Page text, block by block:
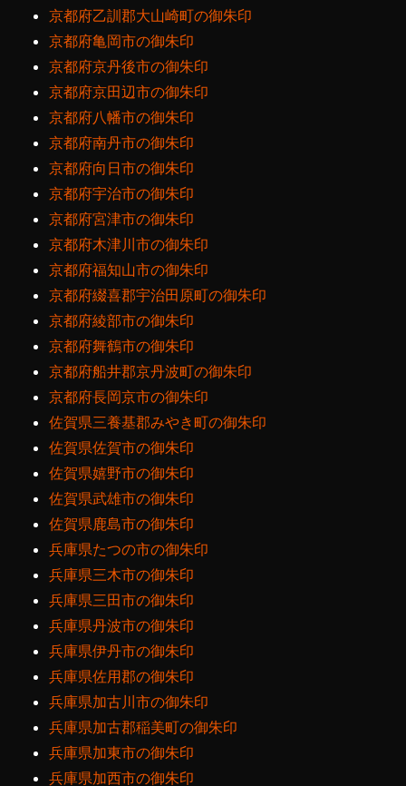
京都府乙訓郡大山崎町の御朱印
京都府亀岡市の御朱印
京都府京丹後市の御朱印
京都府京田辺市の御朱印
京都府八幡市の御朱印
京都府南丹市の御朱印
京都府向日市の御朱印
京都府宇治市の御朱印
京都府宮津市の御朱印
京都府木津川市の御朱印
京都府福知山市の御朱印
京都府綴喜郡宇治田原町の御朱印
京都府綾部市の御朱印
京都府舞鶴市の御朱印
京都府船井郡京丹波町の御朱印
京都府長岡京市の御朱印
佐賀県三養基郡みやき町の御朱印
佐賀県佐賀市の御朱印
佐賀県嬉野市の御朱印
佐賀県武雄市の御朱印
佐賀県鹿島市の御朱印
兵庫県たつの市の御朱印
兵庫県三木市の御朱印
兵庫県三田市の御朱印
兵庫県丹波市の御朱印
兵庫県伊丹市の御朱印
兵庫県佐用郡の御朱印
兵庫県加古川市の御朱印
兵庫県加古郡稲美町の御朱印
兵庫県加東市の御朱印
兵庫県加西市の御朱印